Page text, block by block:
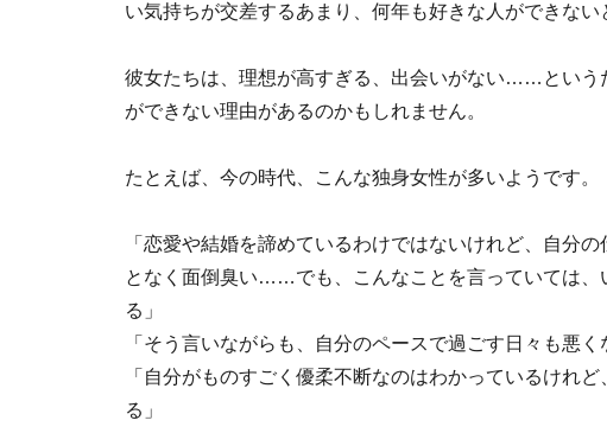
い気持ちが交差するあまり、何年も好きな人ができない
彼女たちは、理想が高すぎる、出会いがない……という
ができない理由があるのかもしれません。
たとえば、今の時代、こんな独身女性が多いようです。
「恋愛や結婚を諦めているわけではないけれど、自分
となく面倒臭い……でも、こんなことを言っていては、
る」
「そう言いながらも、自分のペースで過ごす日々も悪
「自分がものすごく優柔不断なのはわかっているけれ
る」